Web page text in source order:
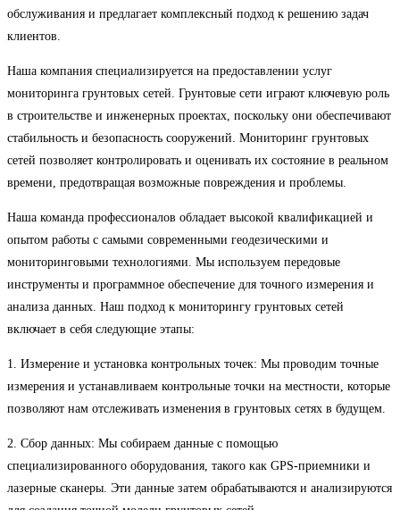
обслуживания и предлагает комплексный подход к решению задач
клиентов.
Наша компания специализируется на предоставлении услуг
мониторинга грунтовых сетей. Грунтовые сети играют ключевую роль
в строительстве и инженерных проектах, поскольку они обеспечивают
стабильность и безопасность сооружений. Мониторинг грунтовых
сетей позволяет контролировать и оценивать их состояние в реальном
времени, предотвращая возможные повреждения и проблемы.
Наша команда профессионалов обладает высокой квалификацией и
опытом работы с самыми современными геодезическими и
мониторинговыми технологиями. Мы используем передовые
инструменты и программное обеспечение для точного измерения и
анализа данных. Наш подход к мониторингу грунтовых сетей
включает в себя следующие этапы:
1. Измерение и установка контрольных точек: Мы проводим точные
измерения и устанавливаем контрольные точки на местности, которые
позволяют нам отслеживать изменения в грунтовых сетях в будущем.
2. Сбор данных: Мы собираем данные с помощью
специализированного оборудования, такого как GPS-приемники и
лазерные сканеры. Эти данные затем обрабатываются и анализируются